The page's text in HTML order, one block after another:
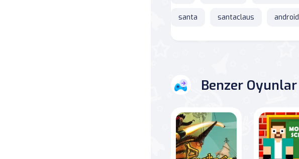
santa santaclaus android
Benzer Oyunlar